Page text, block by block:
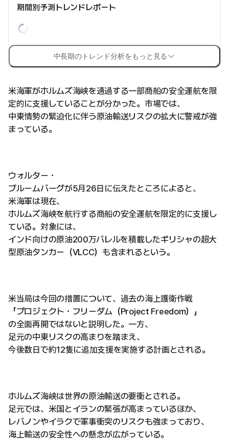
期間別予測トレンドレポート
中長期のトレンド分析をもっと見る
米海軍がホルムズ海峡を通過する一部商船の安全運航を限
定的に支援していることが分かった。市場では、
中東情勢の緊迫化に伴う原油輸送リスクの拡大に警戒が強
まっている。
ウォルター・
ブルームバーグが5月26日に伝えたところによると、
米海軍は現在、
ホルムズ海峡を航行する商船の安全運航を限定的に支援し
ている。対象には、
インド向けの原油200万バレルを積載したギリシャの超大
型原油タンカー（VLCC）も含まれるという。
米当局は今回の措置について、過去の海上護衛作戦
「プロジェクト・フリーダム（Project Freedom）」
の全面再開ではないと説明した。一方、
足元の中東リスクの高まりを踏まえ、
今後数日で約12隻に追加支援を実施する計画とされる。
ホルムズ海峡は世界の原油輸送の要衝とされる。
足元では、米国とイランの緊張が高まっているほか、
レバノンやイラクで軍事衝突のリスクも強まっており、
海上輸送の安全性への懸念が広がっている。